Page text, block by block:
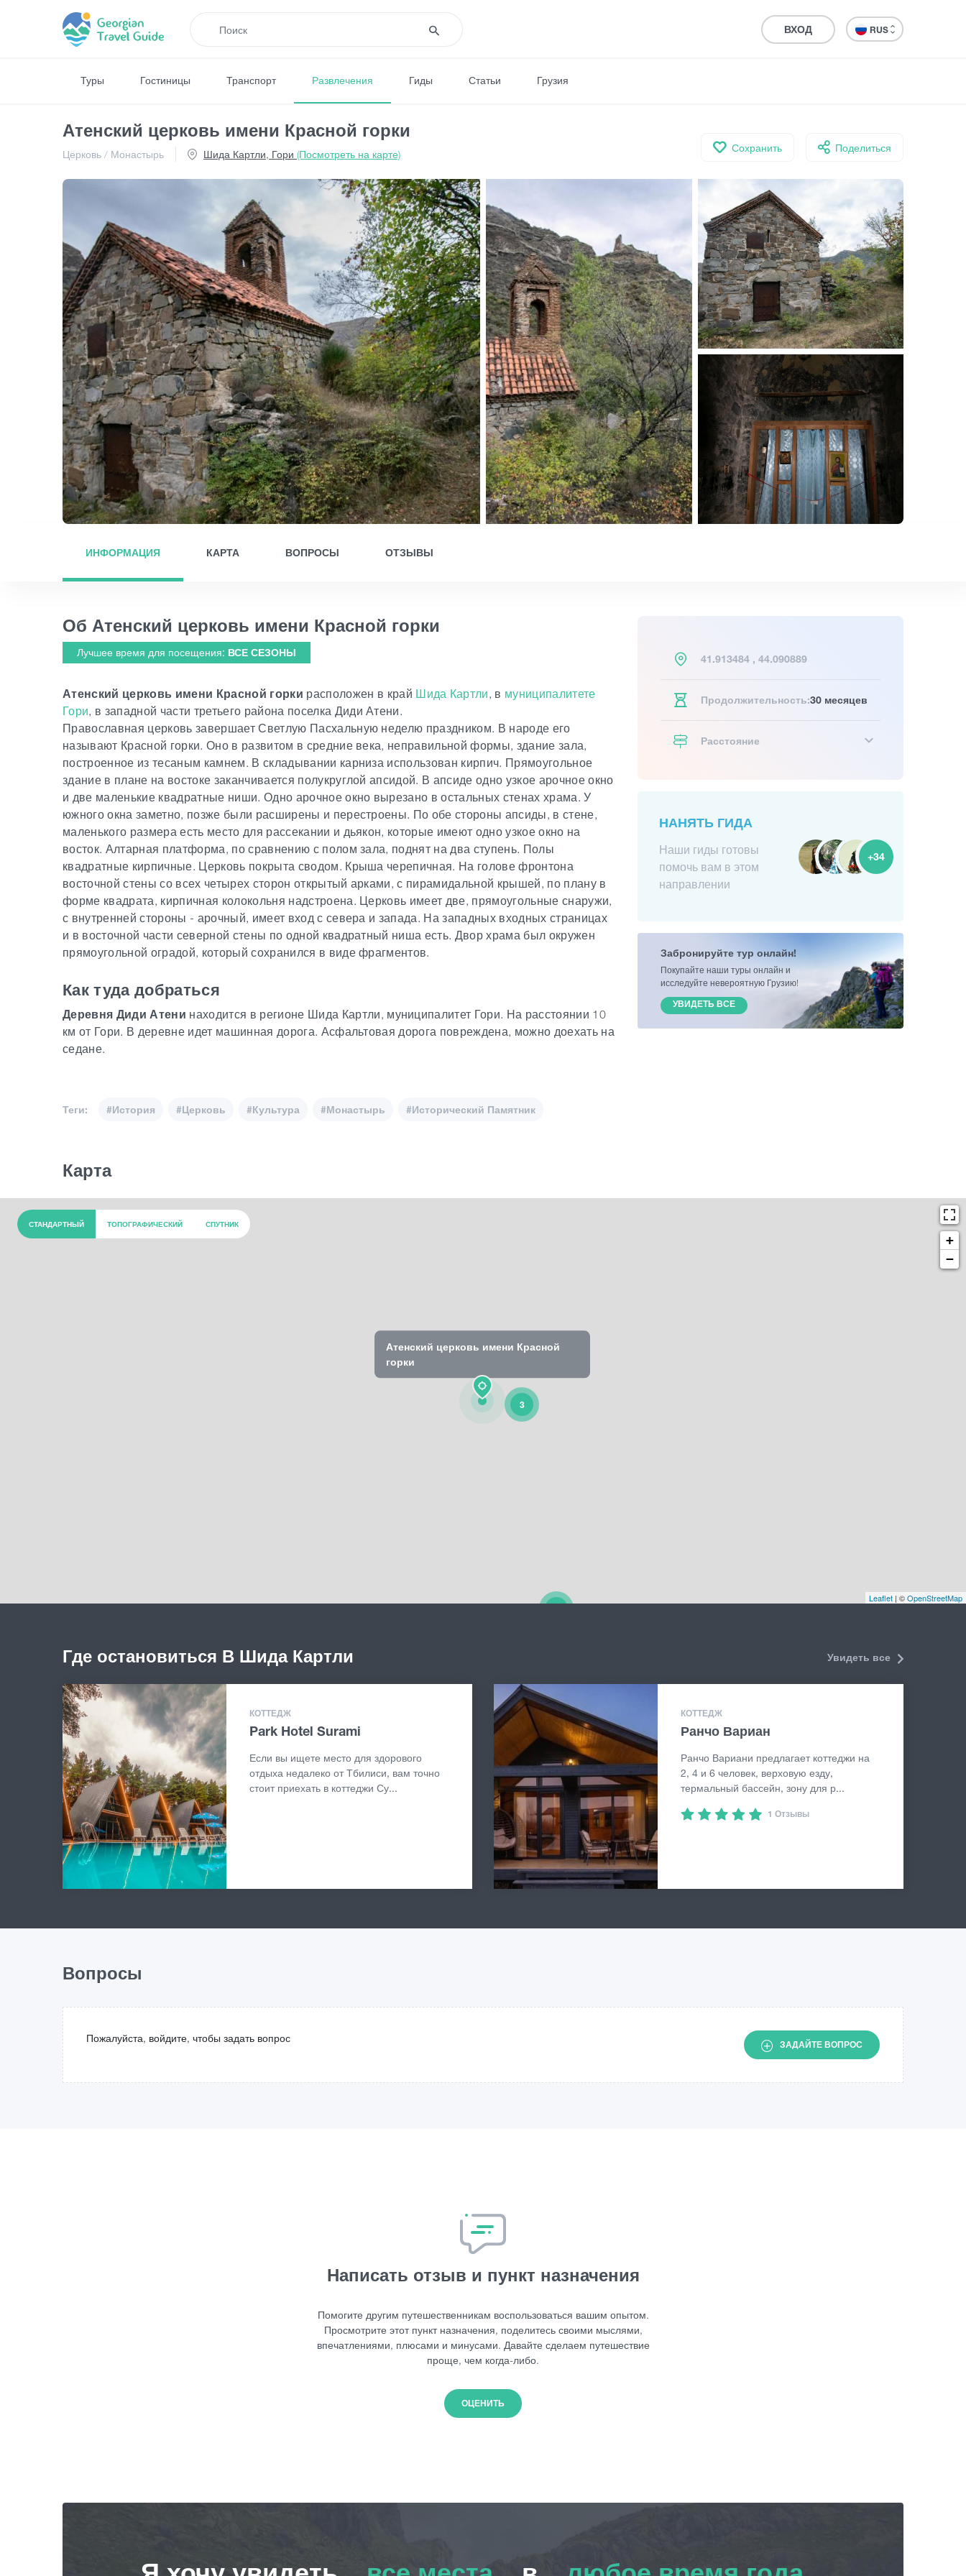
ВХОД RUS
Туры Гостиницы Транспорт Развлечения Гиды Статьи Грузия
Атенский церковь имени Красной горки
Церковь / Монастырь Шида Картли, Гори (Посмотреть на карте)
Сохранить Поделиться
ИНФОРМАЦИЯ КАРТА ВОПРОСЫ ОТЗЫВЫ
Об Атенский церковь имени Красной горки
Лучшее время для посещения: ВСЕ СЕЗОНЫ
Атенский церковь имени Красной горки расположен в край Шида Картли, в муниципалитете
Гори, в западной части третьего района поселка Диди Атени.
Православная церковь завершает Светлую Пасхальную неделю праздником. В народе его
называют Красной горки. Оно в развитом в средние века, неправильной формы, здание зала,
построенное из тесаным камнем. В складывании карниза использован кирпич. Прямоугольное
здание в плане на востоке заканчивается полукруглой апсидой. В апсиде одно узкое арочное окно
и две маленькие квадратные ниши. Одно арочное окно вырезано в остальных стенах храма. У
южного окна заметно, позже были расширены и перестроены. По обе стороны апсиды, в стене,
маленького размера есть место для рассекании и дьякон, которые имеют одно узкое окно на
восток. Алтарная платформа, по сравнению с полом зала, поднят на два ступень. Полы
квадратные кирпичные. Церковь покрыта сводом. Крыша черепичная. На голове фронтона
восточной стены со всех четырех сторон открытый арками, с пирамидальной крышей, по плану в
форме квадрата, кирпичная колокольня надстроена. Церковь имеет две, прямоугольные снаружи,
с внутренней стороны - арочный, имеет вход с севера и запада. На западных входных страницах
и в восточной части северной стены по одной квадратный ниша есть. Двор храма был окружен
прямоугольной оградой, который сохранился в виде фрагментов.
Как туда добраться
Деревня Диди Атени находится в регионе Шида Картли, муниципалитет Гори. На расстоянии 10
км от Гори. В деревне идет машинная дорога. Асфальтовая дорога повреждена, можно доехать на
седане.
Теги: #История #Церковь #Культура #Монастырь #Исторический Памятник
41.913484 , 44.090889
Продолжительность:30 месяцев
Расстояние
НАНЯТЬ ГИДА
Наши гиды готовы
помочь вам в этом
направлении
+34
Забронируйте тур онлайн!
Покупайте наши туры онлайн и
исследуйте невероятную Грузию!
УВИДЕТЬ ВСЕ
Карта
Атенский церковь имени Красной
горки
3
+
−
Leaflet | ©OpenStreetMap
СТАНДАРТНЫЙ ТОПОГРАФИЧЕСКИЙ СПУТНИК
Где остановиться В Шида Картли Увидеть все
КОТТЕДЖ
Park Hotel Surami
Если вы ищете место для здорового
отдыха недалеко от Тбилиси, вам точно
стоит приехать в коттеджи Су...
КОТТЕДЖ
Ранчо Вариан
Ранчо Вариани предлагает коттеджи на
2, 4 и 6 человек, верховую езду,
термальный бассейн, зону для р...
1 Отзывы
Вопросы
Пожалуйста, войдите, чтобы задать вопрос
ЗАДАЙТЕ ВОПРОС
Написать отзыв и пункт назначения
Помогите другим путешественникам воспользоваться вашим опытом.
Просмотрите этот пункт назначения, поделитесь своими мыслями,
впечатлениями, плюсами и минусами. Давайте сделаем путешествие
проще, чем когда-либо.
ОЦЕНИТЬ